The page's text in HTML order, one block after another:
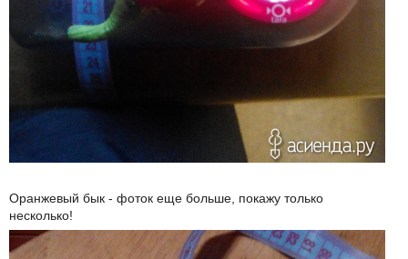
Оранжевый бык - фоток еще больше, покажу только
несколько!